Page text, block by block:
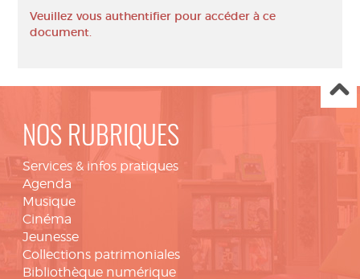
Veuillez vous authentifier pour accéder à ce
document.
NOS RUBRIQUES
Services & infos pratiques
Agenda
Musique
Cinéma
Jeunesse
Collections patrimoniales
Bibliothèque numérique